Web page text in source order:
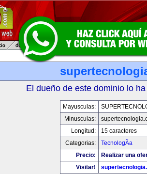
El dueño de este dominio lo
Mayusculas:
Minusculas:
Longitud:
15 caracteres
Categorias:
TecnologÃ­a
Precio:
Realizar una
Visitar!